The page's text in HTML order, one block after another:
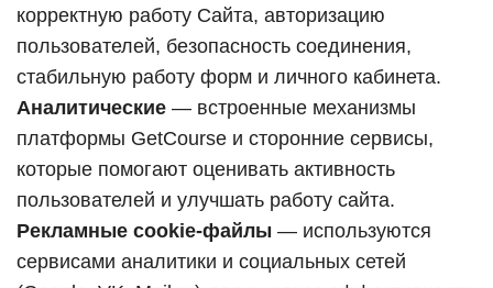
корректную работу Сайта, авторизацию
пользователей, безопасность соединения,
стабильную работу форм и личного кабинета.
Аналитические — встроенные механизмы
платформы GetCourse и сторонние сервисы,
которые помогают оценивать активность
пользователей и улучшать работу сайта.
Рекламные cookie-файлы — используются
сервисами аналитики и социальных сетей